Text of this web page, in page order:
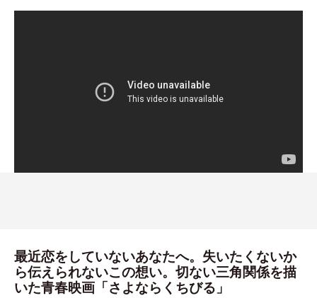
最近恋をしていないあなたへ。失いたくないか
ら伝えられないこの想い。切ない三角関係を描
いた青春映画「さよならくちびる」